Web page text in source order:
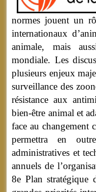
normes jouent un
internationaux
animale, mais
mondiale. Les
plusieurs enjeux
surveillance des
résistance aux
bien-être animal et
face au changement
permettra en
administratives et
annuels de
8e Plan